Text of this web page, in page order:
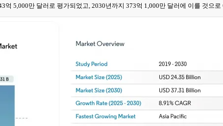
5,000만 달러로 평가되었고, 2030년까지 373억 1,000만 달러에 이를 것으